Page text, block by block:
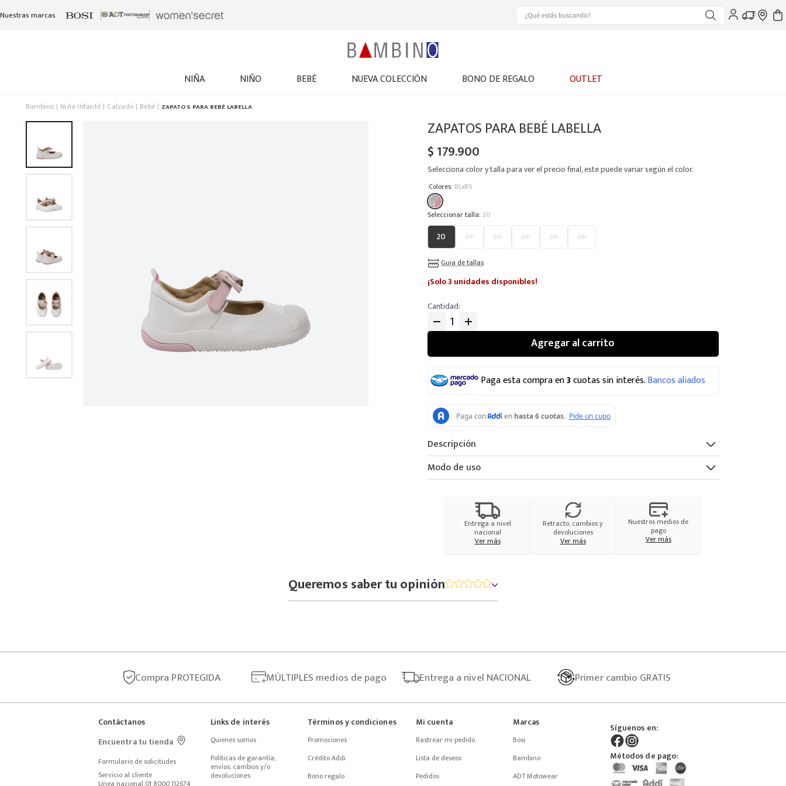
Nuestras marcas
NIÑA NIÑO BEBÉ NUEVA COLECCIÓN BONO DE REGALO OUTLET
Bambino Niña Infantil Calzado Bebé ZAPATOS PARA BEBÉ LABELLA
ZAPATOS PARA BEBÉ LABELLA
$179.900
Selecciona color y talla para ver el precio final, este puede variar según el color.
Colores: BLxRS
: 20
20 21 22 23 24 25
Guia de tallas
¡Solo 3 unidades disponibles!
Cantidad
Agregar al carrito
Paga esta compra en3cuotas sin interés.Bancos aliados
Descripción
Modo de uso
Entrega a nivel
nacional
Ver más
Retracto, cambios y
devoluciones
Ver más
Nuestros medios de
pago
Ver más
Queremos saber tu opinión
Compra PROTEGIDA MÚLTIPLES medios de pago Entrega a nivel NACIONAL Primercambio GRATIS
Contáctanos
Encuentra tu tienda
Formulario de solicitudes
Servicio al cliente
Línea nacional 01 8000 112674
Links de interés
Quienes somos
Políticas de garantía,
envíos, cambios y/o
devoluciones
Términos y condiciones
Promociones
Crédito Addi
Bono regalo
Mi cuenta
Rastrear mi pedido
Lista de deseos
Pedidos
Marcas
Bosi
Bambino
ADT Motowear
Síguenos en:
Métodos de pago: